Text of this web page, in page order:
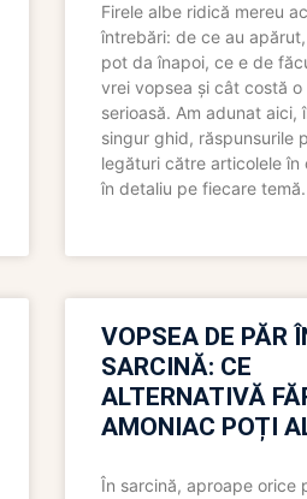
Firele albe ridică mereu
întrebări: de ce au
pot da înapoi, ce e de
vrei vopsea și cât costă o
serioasă. Am adunat aici,
singur ghid, răspunsurile
legături către articolele în
în detaliu pe fiecare temă.
VOPSEA DE PĂR
SARCINĂ: CE
ALTERNATIVĂ
AMONIAC POȚI
În sarcină, aproape orice